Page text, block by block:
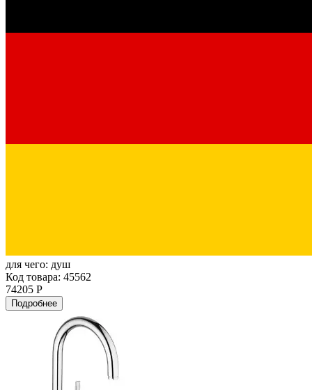
для чего: душ
Код товара: 45562
74205 Р
Подробнее